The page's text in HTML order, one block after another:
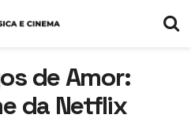
de Amor:
da Netflix